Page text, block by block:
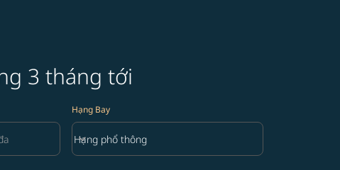
3 tháng tới
Hạng Bay
Hạng Bay option Hạng phổ thông Selected
Hạng phổ thông
keyboard_arrow_down